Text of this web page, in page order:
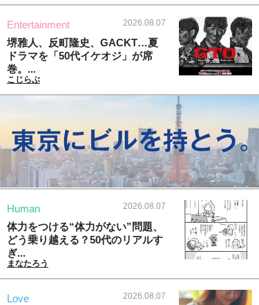
Entertainment 2026.08.07
堺雅人、反町隆史、GACKT…夏
ドラマを「50代イケオジ」が席
巻。...
こじらぶ
Human 2026.08.07
体力をつける“体力がない”問題、
どう乗り越える？50代のリアルす
ぎ...
まなたろう
Love 2026.08.07